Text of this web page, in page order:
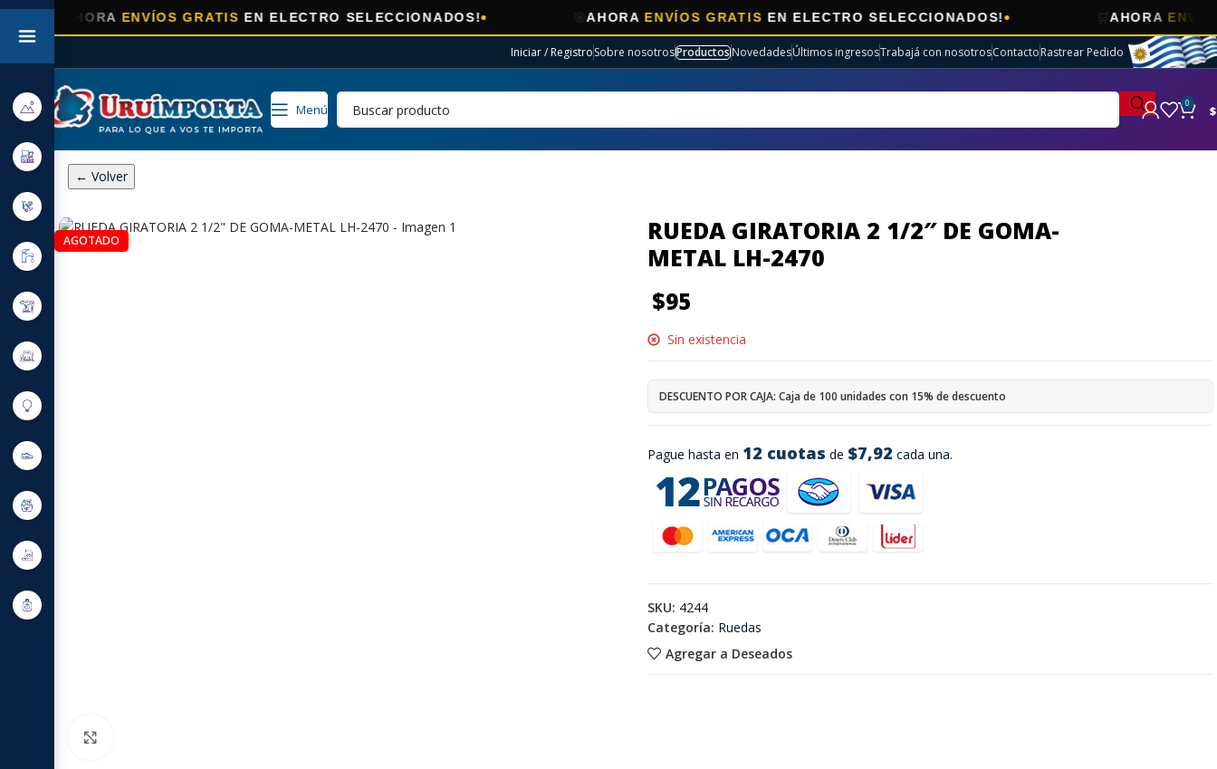
ENVÍOS GRATIS EN ELECTRO SELECCIONADOS! AHORA ENVÍOS GRATIS EN ELECTRO SELECCIONADOS! ENVÍOS
Iniciar / RegistroSobre nosotrosProductosNovedadesÚltimos ingresosTrabajá con nosotrosContactoRastrear Pedido
Menú 0 $
← Volver
AGOTADO
RUEDA GIRATORIA 2 1/2″ DE GOMA-
METAL LH-2470
$95
Pague hasta en 12 cuotas de $7,92 cada una.
Sin existencia
DESCUENTO POR CAJA: Caja de 100 unidades con 15% de descuento
Agregar a Deseados
SKU: 4244
Categoría: Ruedas